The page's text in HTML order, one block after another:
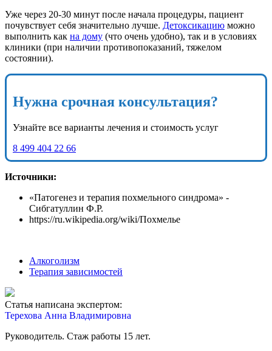
Уже через 20-30 минут после начала процедуры, пациент
почувствует себя значительно лучше. Детоксикацию можно
выполнить как на дому (что очень удобно), так и в условиях
клиники (при наличии противопоказаний, тяжелом
состоянии).
Нужна срочная консультация?
Узнайте все варианты лечения и стоимость услуг
8 499 404 22 66
Источники:
«Патогенез и терапия похмельного синдрома» -
Сибгатуллин Ф.Р.
https://ru.wikipedia.org/wiki/Похмелье
Алкоголизм
Терапия зависимостей
Статья написана экспертом:
Терехова Анна Владимировна
Руководитель. Стаж работы 15 лет.